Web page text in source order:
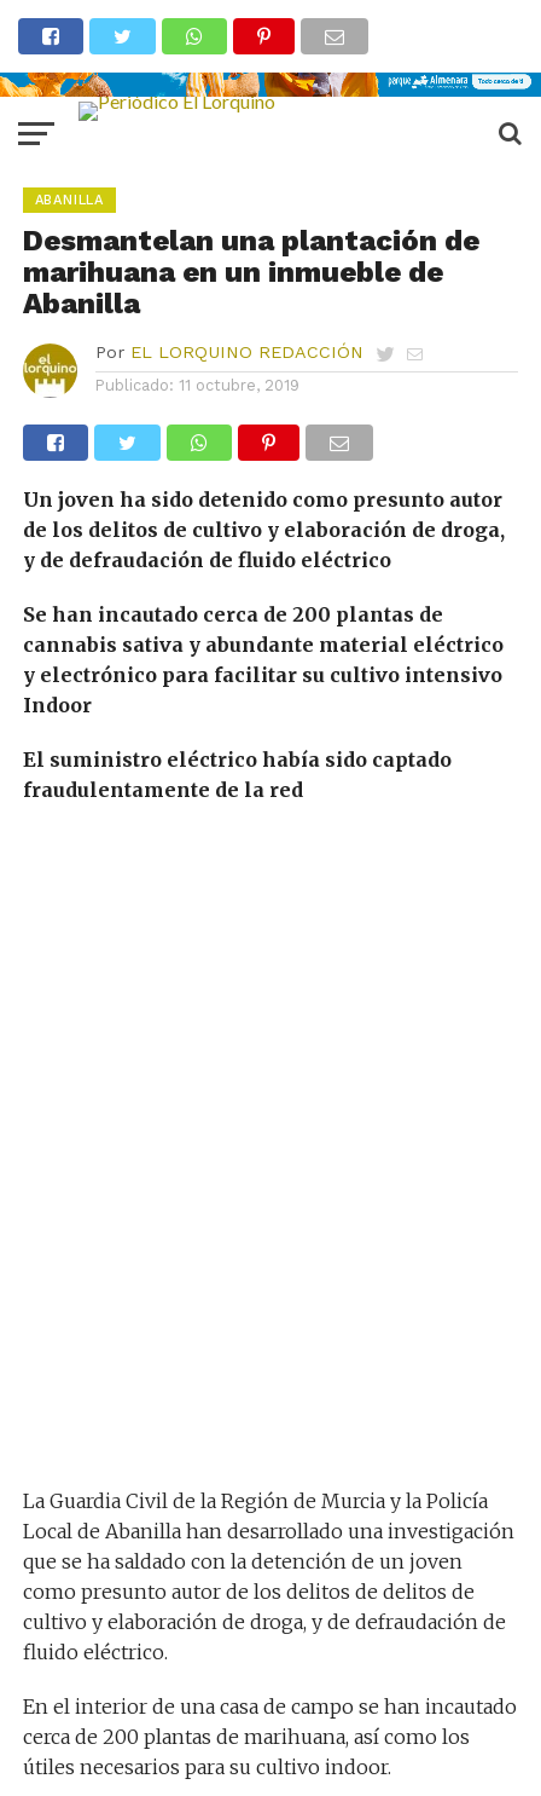
ABANILLA
Desmantelan una plantación de
marihuana en un inmueble de
Abanilla
Por EL LORQUINO REDACCIÓN
Publicado: 11 octubre, 2019
Un joven ha sido detenido como presunto autor
de los delitos de cultivo y elaboración de droga,
y de defraudación de fluido eléctrico
Se han incautado cerca de 200 plantas de
cannabis sativa y abundante material eléctrico
y electrónico para facilitar su cultivo intensivo
Indoor
El suministro eléctrico había sido captado
fraudulentamente de la red
La Guardia Civil de la Región de Murcia y la Policía
Local de Abanilla han desarrollado una investigación
que se ha saldado con la detención de un joven
como presunto autor de los delitos de delitos de
cultivo y elaboración de droga, y de defraudación de
fluido eléctrico.
En el interior de una casa de campo se han incautado
cerca de 200 plantas de marihuana, así como los
útiles necesarios para su cultivo indoor.